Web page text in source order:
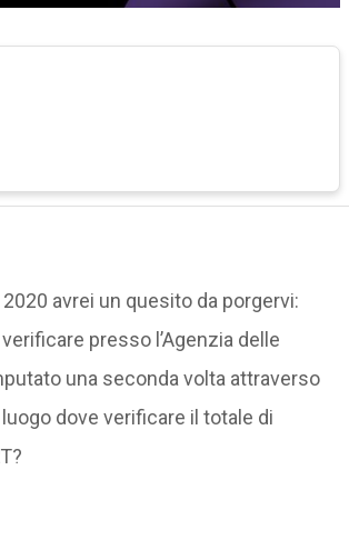
avrei un quesito da porgervi:
presso l’Agenzia delle
una seconda volta attraverso
dove verificare il totale di
Documenti digitali